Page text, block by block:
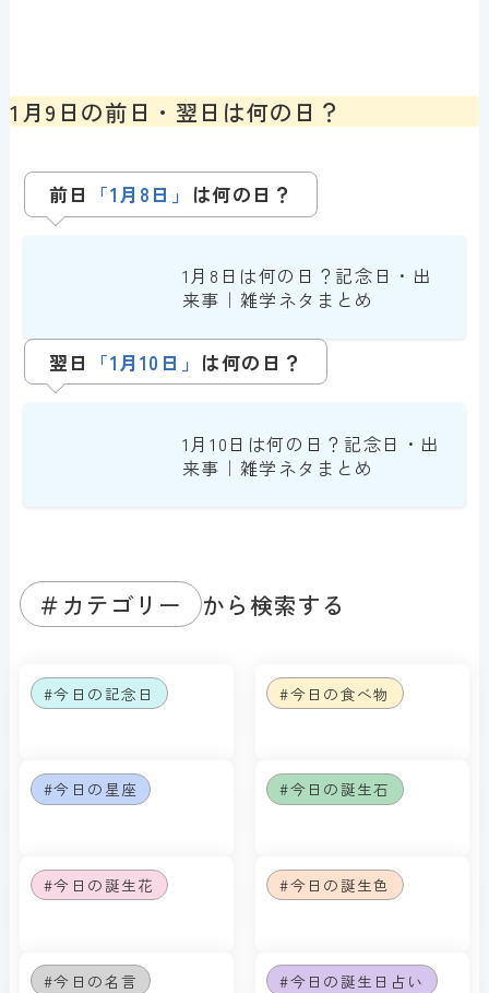
1月9日の前日・翌日は何の日？
前日 「1月8日」 は何の日？
1月8日は何の日？記念日・出
来事｜雑学ネタまとめ
翌日 「1月10日」 は何の日？
1月10日は何の日？記念日・出
来事｜雑学ネタまとめ
＃カテゴリー から検索する
#今日の記念日 #今日の食べ物
#今日の星座 #今日の誕生石
#今日の誕生花 #今日の誕生色
#今日の名言 #今日の誕生日占い